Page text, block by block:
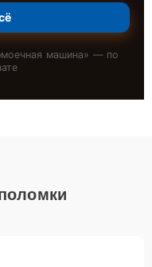
машина» — по